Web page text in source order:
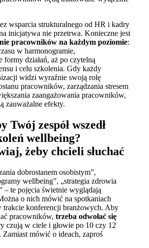
wsparcia strukturalnego od HR i kadry
inicjatywa nie przetrwa. Konieczne jest
pracowników na każdym poziomie:
w harmonogramie,
formy działań, aż po czytelną
i celu szkolenia. Gdy każdy
widzi wyraźnie swoją rolę
pracowników, zarządzania stresem
zaangażowania pracowników,
zauważalne efekty.
Twój zespół wszedł
wellbeing?
żeby chcieli słuchać
dobrostanem osobistym”,
wellbeing”, „strategia zdrowia
– te pojęcia świetnie wyglądają
o nich mówić na spotkaniach
trakcie konferencji branżowych. Aby
pracowników, trzeba odwołać się
czują w ciele i głowie po 10 czy 12
Zamiast mówić o ideach, zaproś